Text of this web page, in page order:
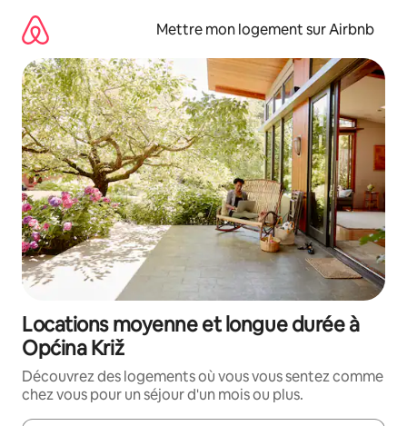
directement
contenu
Mettre mon logement sur Airbnb
Locations moyenne et longue durée à
Općina Križ
Découvrez des logements où vous vous sentez comme
chez vous pour un séjour d'un mois ou plus.